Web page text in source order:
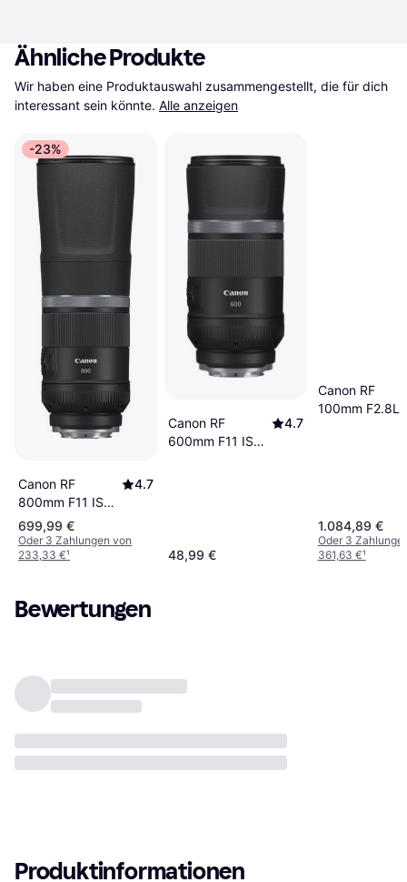
Ähnliche Produkte
Wir haben eine Produktauswahl zusammengestellt, die für dich
interessant sein könnte. Alle anzeigen
-23%
Canon RF
800mm F11 IS
STM
4.7
699,99 €
Oder 3 Zahlungen von
233,33 €¹
Canon RF
600mm F11 IS
4.7
48,99 €
Canon RF
100mm F2.8L
1.084,89 €
Oder 3
361,63 €¹
Bewertungen
Produktinformationen